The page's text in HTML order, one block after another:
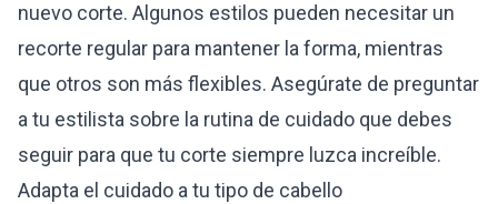
nuevo corte. Algunos estilos pueden necesitar un
recorte regular para mantener la forma, mientras
que otros son más flexibles. Asegúrate de preguntar
a tu estilista sobre la rutina de cuidado que debes
seguir para que tu corte siempre luzca increíble.
Adapta el cuidado a tu tipo de cabello